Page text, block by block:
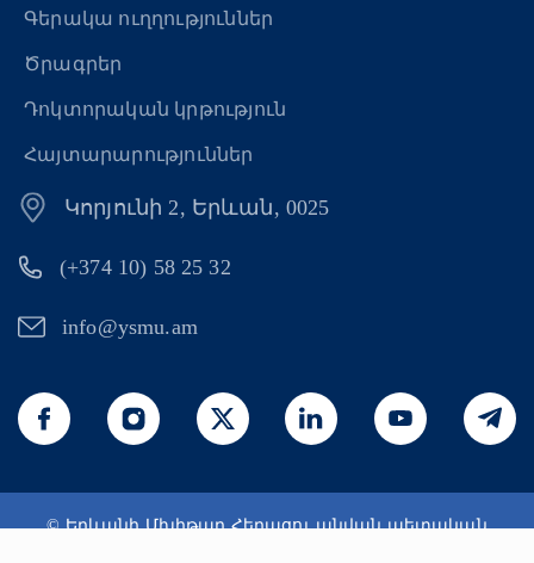
Գերակա ուղղություններ
Ծրագրեր
Դոկտորական կրթություն
Հայտարարություններ
Կորյունի 2, Երևան, 0025
(+374 10) 58 25 32
info@ysmu.am
© Երևանի Մխիթար Հերացու անվան պետական